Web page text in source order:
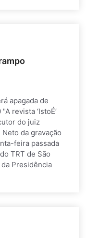
apagada de
revista ‘IstoÉ’
do juiz
da gravação
feira passada
TRT de São
Presidência